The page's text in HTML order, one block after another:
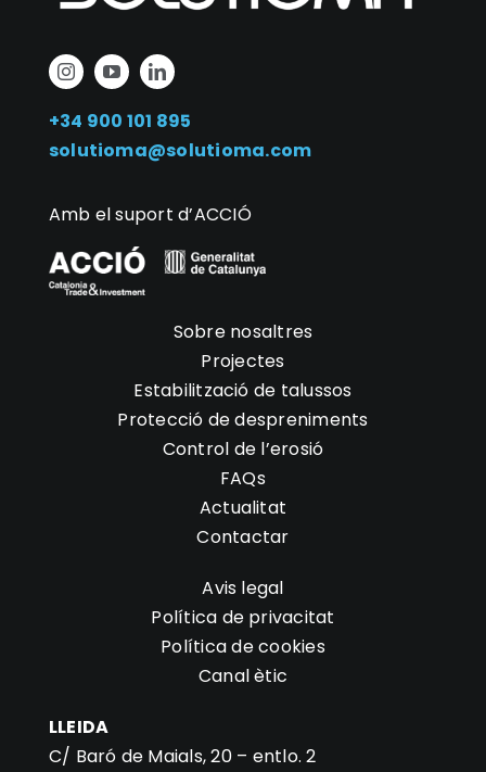
+34 900 101 895
solutioma@solutioma.com
Amb el suport d’ACCIÓ
Sobre nosaltres
Projectes
Estabilització de talussos
Protecció de despreniments
Control de l’erosió
FAQs
Actualitat
Contactar
Avis legal
Política de privacitat
Política de cookies
Canal ètic
LLEIDA
C/ Baró de Maials, 20 – entlo. 2